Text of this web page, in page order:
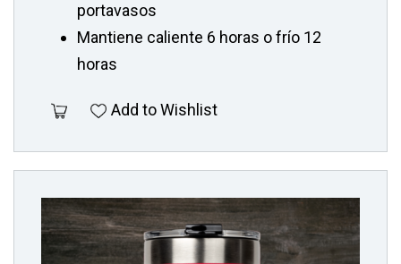
portavasos
Mantiene caliente 6 horas o frío 12
horas
Add to Wishlist